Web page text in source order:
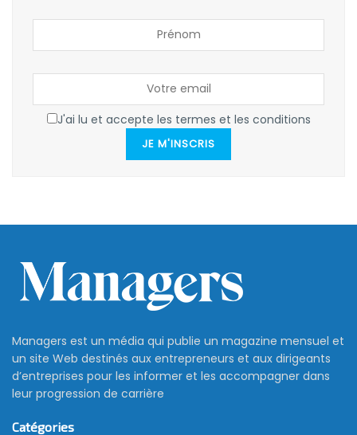
J'ai lu et accepte les termes et les conditions
JE M'INSCRIS
Managers est un média qui publie un magazine mensuel et
un site Web destinés aux entrepreneurs et aux dirigeants
d’entreprises pour les informer et les accompagner dans
leur progression de carrière
Catégories